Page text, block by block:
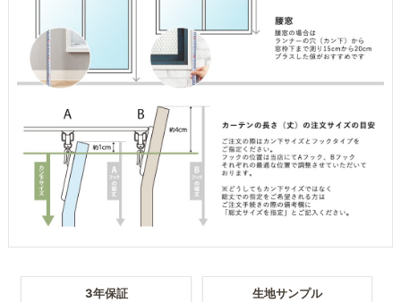
3年保証 生地サンプル